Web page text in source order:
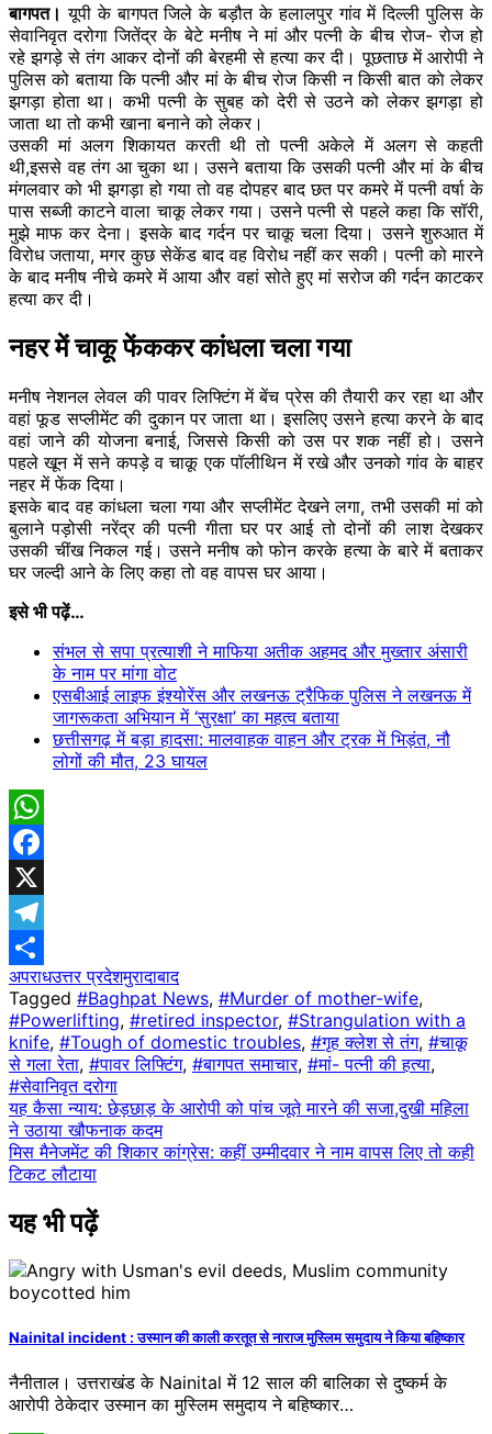
बागपत। यूपी के बागपत जिले केबड़ौतके हलालपुर गांव में दिल्ली पुलिस के
सेवानिवृतदरोगा जितेंद्र के बेटे मनीष ने मां और पत्नी के बीच रोज- रोज हो
रहेझगड़े से तंग आकर दोनों की बेरहमी से हत्या कर दी। पूछताछ में आरोपी ने
पुलिस को बताया कि पत्नी और मां के बीच रोज किसी न किसी बातकाेलेकर
झगड़ा होता था। कभी पत्नी के सुबह को देरी से उठने को लेकरझगड़ा हो
जाता था तो कभी खाना बनाने को लेकर।
उसकी मां अलग शिकायत करती थी तो पत्नी अकेले में अलग से कहती
थी,इससे वह तंग आ चुका था। उसने बताया कि उसकी पत्नी और मां के बीच
मंगलवार को भीझगड़ा हो गया तो वह दोपहर बाद छत पर कमरे में पत्नी वर्षा के
पास सब्जी काटने वाला चाकू लेकर गया। उसने पत्नी से पहले कहा कि सॉरी,
मुझे माफ कर देना। इसके बाद गर्दन पर चाकू चला दिया। उसने शुरुआत में
विरोध जताया, मगर कुछ सेकेंड बाद वह विरोध नहीं कर सकी। पत्नी को मारने
के बाद मनीष नीचे कमरे में आया और वहां सोते हुए मां सरोज की गर्दन काटकर
हत्या कर दी।
नहर में चाकू फेंककर कांधला चला गया
मनीष नेशनल लेवल की पावर लिफ्टिंग में बेंच प्रेस की तैयारी कर रहा था और
वहां फूड सप्लीमेंट की दुकान पर जाता था। इसलिए उसने हत्या करने के बाद
वहां जाने की योजना बनाई, जिससे किसी को उस पर शक नहीं हो। उसने
पहले खून मेंसने कपड़ेव चाकू एक पॉलीथिन में रखे और उनको गांव के बाहर
नहर में फेंक दिया।
इसके बाद वह कांधला चला गया और सप्लीमेंट देखने लगा, तभी उसकी मां को
बुलानेपड़ोसी नरेंद्र की पत्नी गीता घर पर आई तो दोनों की लाश देखकर
उसकीचींखनिकल गई। उसने मनीष को फोन करके हत्या के बारे में बताकर
घर जल्दी आने के लिए कहा तो वह वापस घर आया।
इसे भी पढ़ें…
संभल से सपा प्रत्याशी ने माफिया अतीक अहमद और मुख्तार अंसारी
के नाम पर मांगा वोट
एसबीआई लाइफ इंश्योरेंस और लखनऊ ट्रैफिक पुलिस ने लखनऊ में
जागरूकता अभियान में ‘सुरक्षा’ का महत्व बताया
छत्तीसगढ़ में बड़ा हादसा: मालवाहक वाहन और ट्रक में भिड़ंत, नौ
लोगों की मौत, 23 घायल
WhatsApp
Facebook
X
Telegram
Share
अपराधउत्तर प्रदेशमुरादाबाद
Tagged #Baghpat News, #Murder of mother-wife,
#Powerlifting, #retired inspector, #Strangulation with a
knife, #Tough of domestic troubles, #गृह क्लेश से तंग, #चाकू
से गला रेता, #पावर लिफ्टिंग, #बागपत समाचार, #मां- पत्नी की हत्या,
#सेवानिवृत दरोगा
Post
navigation
यह कैसा न्याय: छेड़छाड़ के आरोपी को पांच जूते मारने की सजा,दुखी महिला
ने उठाया खौफनाक कदम
मिस मैनेजमेंट की शिकार कांग्रेस: कहीं उम्मीदवार ने नाम वापस लिए तो कही
टिकट लौटाया
यह भी पढ़ें
Nainital incident : उस्मान की काली करतूत से नाराज मुस्लिम समुदाय ने किया बहिष्कार
नैनीताल। उत्तराखंड के Nainital में 12 साल की बालिका से दुष्कर्म के
आरोपी ठेकेदार उस्मान का मुस्लिम समुदाय ने बहिष्कार…